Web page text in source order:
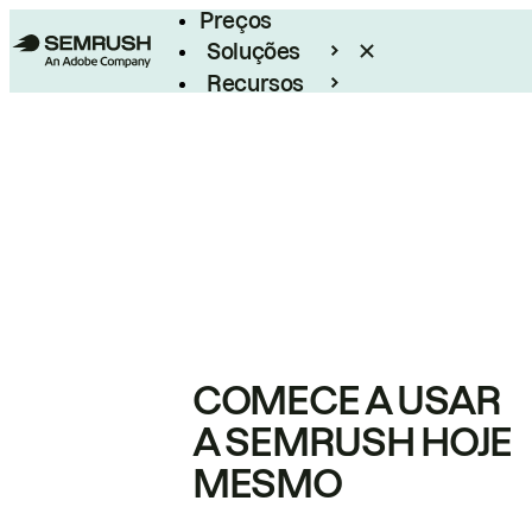
Preços
Soluções
Recursos
COMECE A USAR
A SEMRUSH HOJE
MESMO